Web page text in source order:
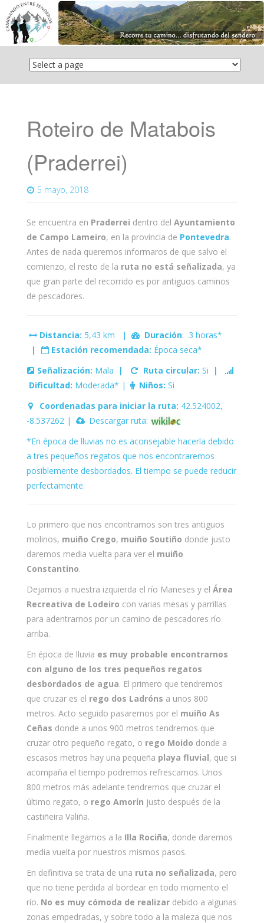
Saltar
contenido
Roteiro de Matabois
(Praderrei)
5 mayo, 2018
Se encuentra en Praderrei dentro del Ayuntamiento
de Campo Lameiro, en la provincia de Pontevedra.
Antes de nada queremos informaros de que salvo el
comienzo, el resto de la ruta no está señalizada, ya
que gran parte del recorrido es por antiguos caminos
de pescadores.
Distancia: 5,43 km | Duración: 3 horas*
|
Estación recomendada: Época seca*
Señalización: Mala | Ruta circular: Si
|
Dificultad: Moderada* | Niños: Si
Coordenadas para iniciar la ruta: 42.524002,
-8.537262 |
Descargar ruta:
*En época de lluvias no es aconsejable hacerla debido
a tres pequeños regatos que nos encontraremos
posiblemente desbordados. El tiempo se puede reducir
perfectamente.
Lo primero que nos encontramos son tres antiguos
molinos, muiño Crego, muiño Soutiño donde justo
daremos media vuelta para ver el muiño
Constantino.
Dejamos a nuestra izquierda el río Maneses y el Área
Recreativa de Lodeiro con varias mesas y parrillas
para adentrarnos por un camino de pescadores río
arriba.
En época de lluvia es muy probable encontrarnos
con alguno de los tres pequeños regatos
desbordados de agua. El primero que tendremos
que cruzar es el rego dos Ladróns a unos 800
metros. Acto seguido pasaremos por el muiño As
Ceñas donde a unos 900 metros tendremos que
cruzar otro pequeño regato, o rego Moido donde a
escasos metros hay una pequeña playa fluvial, que si
acompaña el tiempo podremos refrescarnos. Unos
800 metros más adelante tendremos que cruzar el
último regato, o rego Amorín justo después de la
castiñeira Valiña.
Finalmente llegamos a la Illa Rociña, donde daremos
media vuelta por nuestros mismos pasos.
En definitiva se trata de una ruta no señalizada, pero
que no tiene perdida al bordear en todo momento el
río. No es muy cómoda de realizar debido a algunas
zonas empedradas, y sobre todo a la maleza que nos